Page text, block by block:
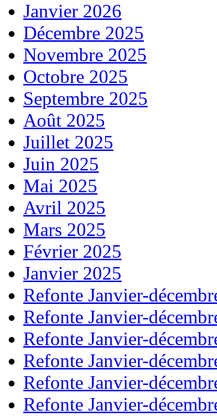
Janvier 2026
Décembre 2025
Novembre 2025
Octobre 2025
Septembre 2025
Août 2025
Juillet 2025
Juin 2025
Mai 2025
Avril 2025
Mars 2025
Février 2025
Janvier 2025
Refonte Janvier-
Refonte Janvier-
Refonte Janvier-
Refonte Janvier-
Refonte Janvier-
Refonte Janvier-